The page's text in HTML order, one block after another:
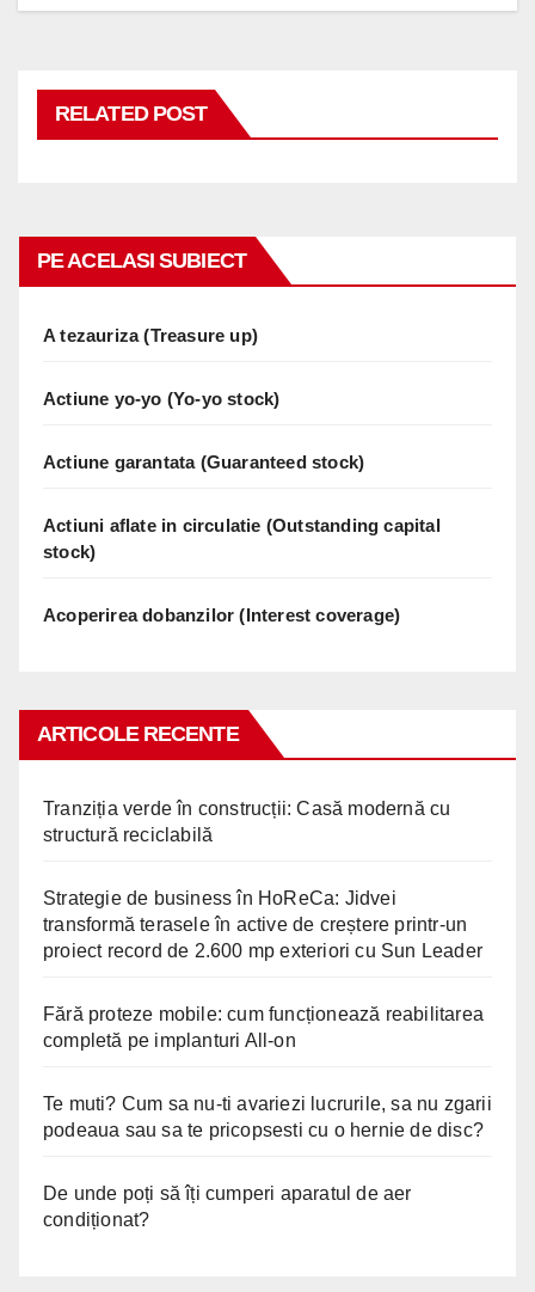
RELATED POST
PE ACELASI SUBIECT
A tezauriza (Treasure up)
Actiune yo-yo (Yo-yo stock)
Actiune garantata (Guaranteed stock)
Actiuni aflate in circulatie (Outstanding capital
stock)
Acoperirea dobanzilor (Interest coverage)
ARTICOLE RECENTE
Tranziția verde în construcții: Casă modernă cu
structură reciclabilă
Strategie de business în HoReCa: Jidvei
transformă terasele în active de creștere printr-un
proiect record de 2.600 mp exteriori cu Sun Leader
Fără proteze mobile: cum funcționează reabilitarea
completă pe implanturi All-on
Te muti? Cum sa nu-ti avariezi lucrurile, sa nu zgarii
podeaua sau sa te pricopsesti cu o hernie de disc?
De unde poți să îți cumperi aparatul de aer
condiționat?